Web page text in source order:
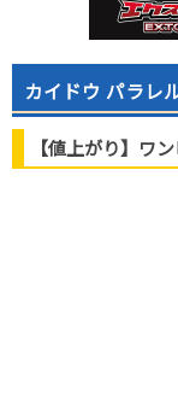
カイドウ パラレ
【値上がり】ワ